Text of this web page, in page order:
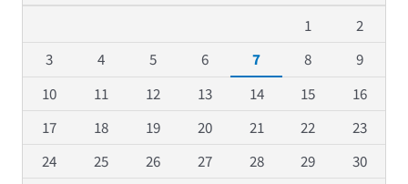
1
2
3
4 5 6 7 8
9
10
11 12 13 14 15
16
17
18 19 20 21 22
23
24
25 26 27 28 29
30